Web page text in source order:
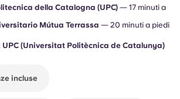
della Catalogna (UPC) — 17 minuti a
Mútua Terrassa — 20 minuti a piedi
UPC (Universitat Politècnica de Catalunya)
incluse